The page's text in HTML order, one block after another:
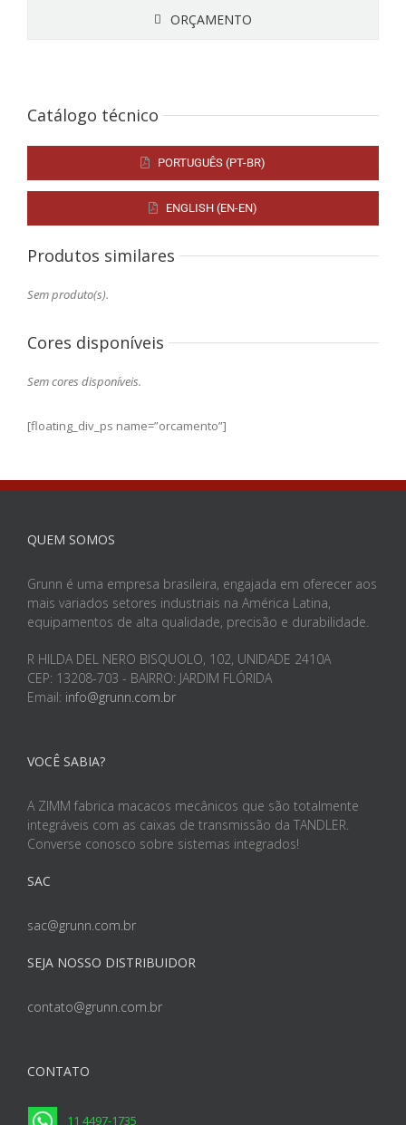
ORÇAMENTO
Catálogo técnico
PORTUGUÊS (PT-BR)
ENGLISH (EN-EN)
Produtos similares
Sem produto(s).
Cores disponíveis
Sem cores disponíveis.
[floating_div_ps name=”orcamento”]
QUEM SOMOS
Grunn é uma empresa brasileira, engajada em oferecer aos
mais variados setores industriais na América Latina,
equipamentos de alta qualidade, precisão e durabilidade.
R HILDA DEL NERO BISQUOLO, 102, UNIDADE 2410A
CEP: 13208-703 - BAIRRO: JARDIM FLÓRIDA
Email: info@grunn.com.br
VOCÊ SABIA?
A ZIMM fabrica macacos mecânicos que são totalmente
integráveis com as caixas de transmissão da TANDLER.
Converse conosco sobre sistemas integrados!
SAC
sac@grunn.com.br
SEJA NOSSO DISTRIBUIDOR
contato@grunn.com.br
CONTATO
11 4497-1735